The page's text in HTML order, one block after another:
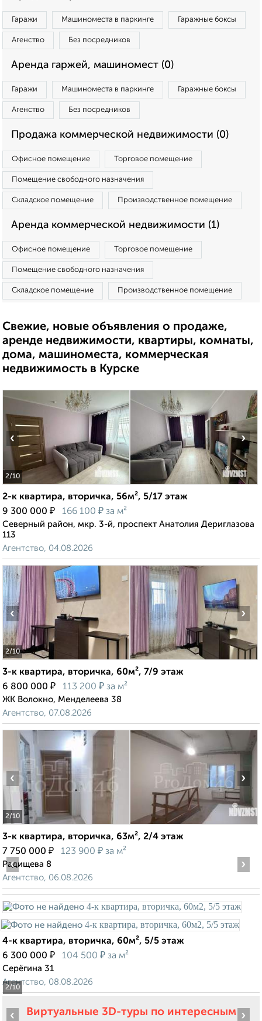
Гаражи Машиноместа в паркинге Гаражные боксы
Агенство Без посредников
Аренда гаржей, машиномест (0)
Гаражи Машиноместа в паркинге Гаражные боксы
Агенство Без посредников
Продажа коммерческой недвижимости (0)
Офисное помещение Торговое помещение
Помещение свободного назначения
Складское помещение Производственное помещение
Аренда коммерческой недвижимости (1)
Офисное помещение Торговое помещение
Помещение свободного назначения
Складское помещение Производственное помещение
Свежие, новые объявления о продаже,
аренде недвижимости, квартиры, комнаты,
дома, машиноместа, коммерческая
недвижимость в Курске
2/10
‹ ›
2-к квартира, вторичка, 56м², 5/17 этаж
9 300 000 ₽ 166 100 ₽ за м²
Северный район, мкр. 3-й, проспект Анатолия Дериглазова
113
Агентство, 04.08.2026
2/10
‹ ›
3-к квартира, вторичка, 60м², 7/9 этаж
6 800 000 ₽ 113 200 ₽ за м²
ЖК Волокно, Менделеева 38
Агентство, 07.08.2026
2/10
‹ ›
3-к квартира, вторичка, 63м², 2/4 этаж
7 750 000 ₽ 123 900 ₽ за м²
Радищева 8
Агентство, 06.08.2026
2/10
‹ ›
4-к квартира, вторичка, 60м², 5/5 этаж
6 300 000 ₽ 104 500 ₽ за м²
Серёгина 31
Агентство, 08.08.2026
Виртуальные 3D-туры по интересным
‹ ›